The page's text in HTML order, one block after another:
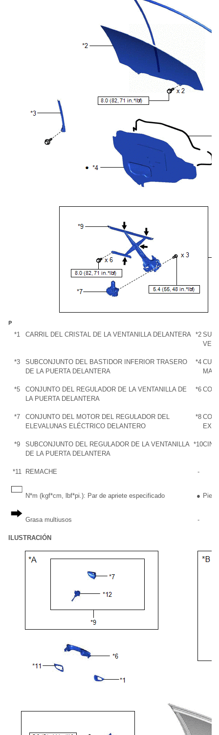
*1 CARRIL DEL CRISTAL DE LA VENTANILLA DELANTERA *2
*3
SUBCONJUNTO DEL BASTIDOR INFERIOR TRASERO
DE LA PUERTA DELANTERA
*4
*5
CONJUNTO DEL REGULADOR DE LA VENTANILLA DE
LA PUERTA DELANTERA
*6
*7
CONJUNTO DEL MOTOR DEL REGULADOR DEL
ELEVALUNAS ELÉCTRICO DELANTERO
*8
*9
SUBCONJUNTO DEL REGULADOR DE LA VENTANILLA
DE LA PUERTA DELANTERA
*10
*11 REMACHE -
N*m (kgf*cm, lbf*pi.): Par de apriete especificado ●
Grasa multiusos -
ILUSTRACIÓN